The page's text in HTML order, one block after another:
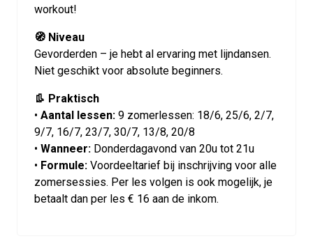
workout!
🧭 Niveau
Gevorderden – je hebt al ervaring met lijndansen.
Niet geschikt voor absolute beginners.
👢 Praktisch
• Aantal lessen: 9 zomerlessen: 18/6, 25/6, 2/7,
9/7, 16/7, 23/7, 30/7, 13/8, 20/8
• Wanneer: Donderdagavond van 20u tot 21u
• Formule: Voordeeltarief bij inschrijving voor alle
zomersessies. Per les volgen is ook mogelijk, je
betaalt dan per les € 16 aan de inkom.